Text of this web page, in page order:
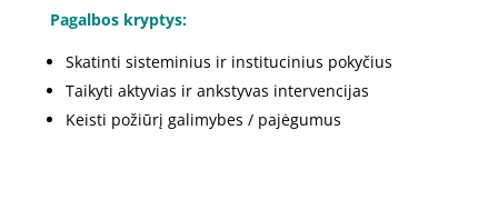
Pagalbos kryptys:
Skatinti sisteminius ir institucinius pokyčius
Taikyti aktyvias ir ankstyvas intervencijas
Keisti požiūrį galimybes / pajėgumus